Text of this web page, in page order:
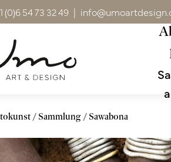
(0)6 54 73 32 49 |
Sammlung Sawabona